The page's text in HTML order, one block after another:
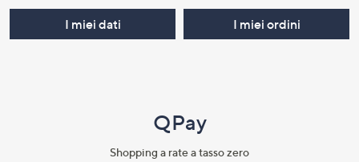
I miei dati I miei ordini
QPay
Shopping a rate a tasso zero​